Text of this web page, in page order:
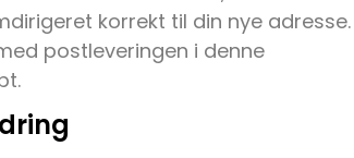
korrekt til din nye adresse.
postleveringen i denne